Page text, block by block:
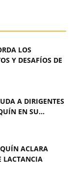
LOS
Y DESAFÍOS DE
A DIRIGENTES
EN SU...
ACLARA
LACTANCIA